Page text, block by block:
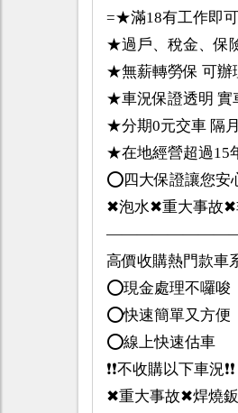
=★滿18有工作即
★過戶、稅金、保
★無薪轉勞保 可辦
★車況保證透明 實
★分期0元交車 隔
★在地經營超過15
⭕️四大保證讓您安
✖泡水✖重大事故
高價收購熱門款車
⭕️現金處理不囉唆
⭕️快速簡單又方便
⭕️線上快速估車
❗️❗️不收購以下車況❗️❗️
✖重大事故✖焊燒